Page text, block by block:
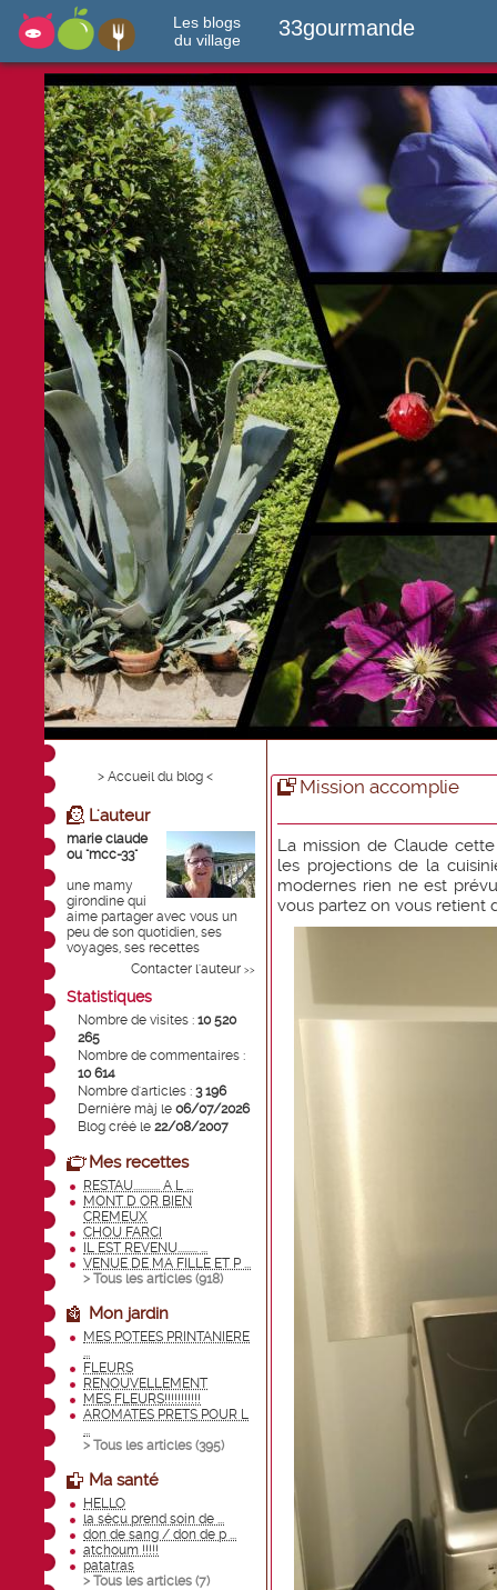
Les blogs
du village
33gourmande
> Accueil du blog <
L'auteur
marie claude
ou "mcc-33"
une mamy
girondine qui
aime partager avec vous un
peu de son quotidien, ses
voyages, ses recettes
Contacter l'auteur >>
Statistiques
Nombre de visites : 10 520
265
Nombre de commentaires :
10 614
Nombre d'articles : 3 196
Dernière màj le 06/07/2026
Blog créé le 22/08/2007
Mes recettes
RESTAU............ A L ...
MONT D OR BIEN
CREMEUX
CHOU FARCI
IL EST REVENU......... ...
VENUE DE MA FILLE ET P ...
> Tous les articles (918)
Mon jardin
MES POTEES PRINTANIERE
...
FLEURS
RENOUVELLEMENT
MES FLEURS!!!!!!!!!!!
AROMATES PRETS POUR L
...
> Tous les articles (395)
Ma santé
HELLO
la sécu prend soin de ...
don de sang / don de p ...
atchoum !!!!!
patatras
> Tous les articles (7)
Mission accomplie
La mission de Claude
les projections de la
modernes rien ne est
vous partez on vous retient